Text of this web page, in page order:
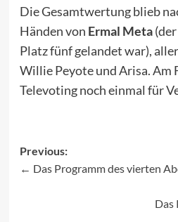
Die Gesamtwertung blieb
Händen von Ermal Meta(der
Platz fünf gelandet war),
Willie Peyote und Arisa. Am
Televoting noch einmal für
Post
Previous:
Das Programm des vierten
Das